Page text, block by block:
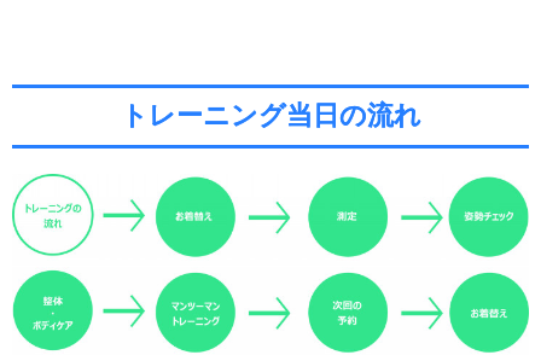
トレーニング当日の流れ